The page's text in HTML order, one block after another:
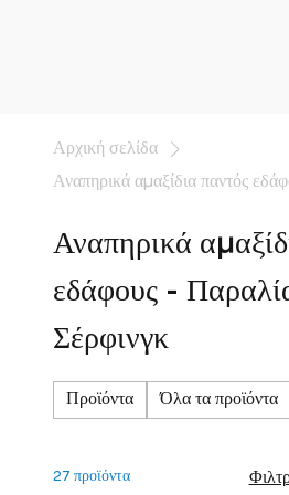
Αρχική σελίδα
Αναπηρικά αμαξίδια παντός
Αναπηρικά
εδάφους -
Σέρφινγκ
Προϊόντα Όλα τα προϊόντα
27 προϊόντα